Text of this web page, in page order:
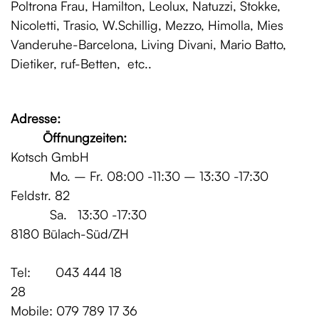
Poltrona Frau, Hamilton, Leolux, Natuzzi, Stokke,
Nicoletti, Trasio, W.Schillig, Mezzo, Himolla, Mies
Vanderuhe-Barcelona, Living Divani, Mario Batto,
Dietiker, ruf-Betten, etc..
Adresse:
Öffnungzeiten:
Kotsch GmbH
Mo. – Fr. 08:00 -11:30 – 13:30 -17:30
Feldstr. 82
Sa. 13:30 -17:30
8180 Bülach-Süd/ZH
Tel: 043 444 18
28
Mobile: 079 789 17 36